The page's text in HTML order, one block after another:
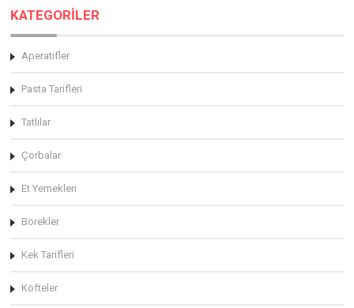
KATEGORİLER
Aperatifler
Pasta Tarifleri
Tatlılar
Çorbalar
Et Yemekleri
Börekler
Kek Tarifleri
Köfteler